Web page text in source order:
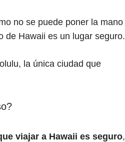
no se puede poner la mano
de Hawaii es un lugar seguro.
la única ciudad que
viajar a Hawaii es seguro,